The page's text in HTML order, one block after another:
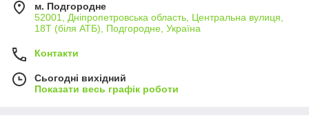
м. Подгородне
52001, Дніпропетровська область, Центральна вулиця,
18Т (біля АТБ), Подгородне, Україна
Контакти
Сьогодні вихідний
Показати весь графік роботи